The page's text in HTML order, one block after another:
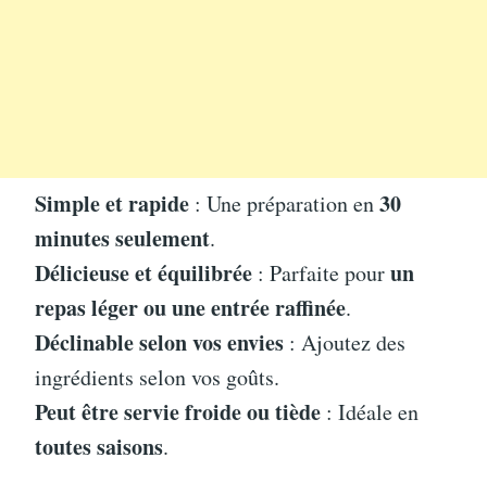
Simple et rapide : Une préparation en30
minutes seulement.
Délicieuse et équilibrée : Parfaite pourun
repas léger ou une entrée raffinée.
Déclinable selon vos envies : Ajoutez des
ingrédients selon vos goûts.
Peut être servie froide ou tiède : Idéale en
toutes saisons.